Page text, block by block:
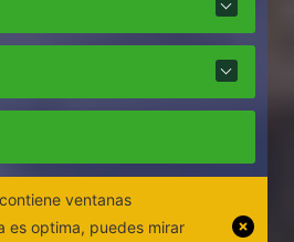
ventanas
es optima, puedes mirar